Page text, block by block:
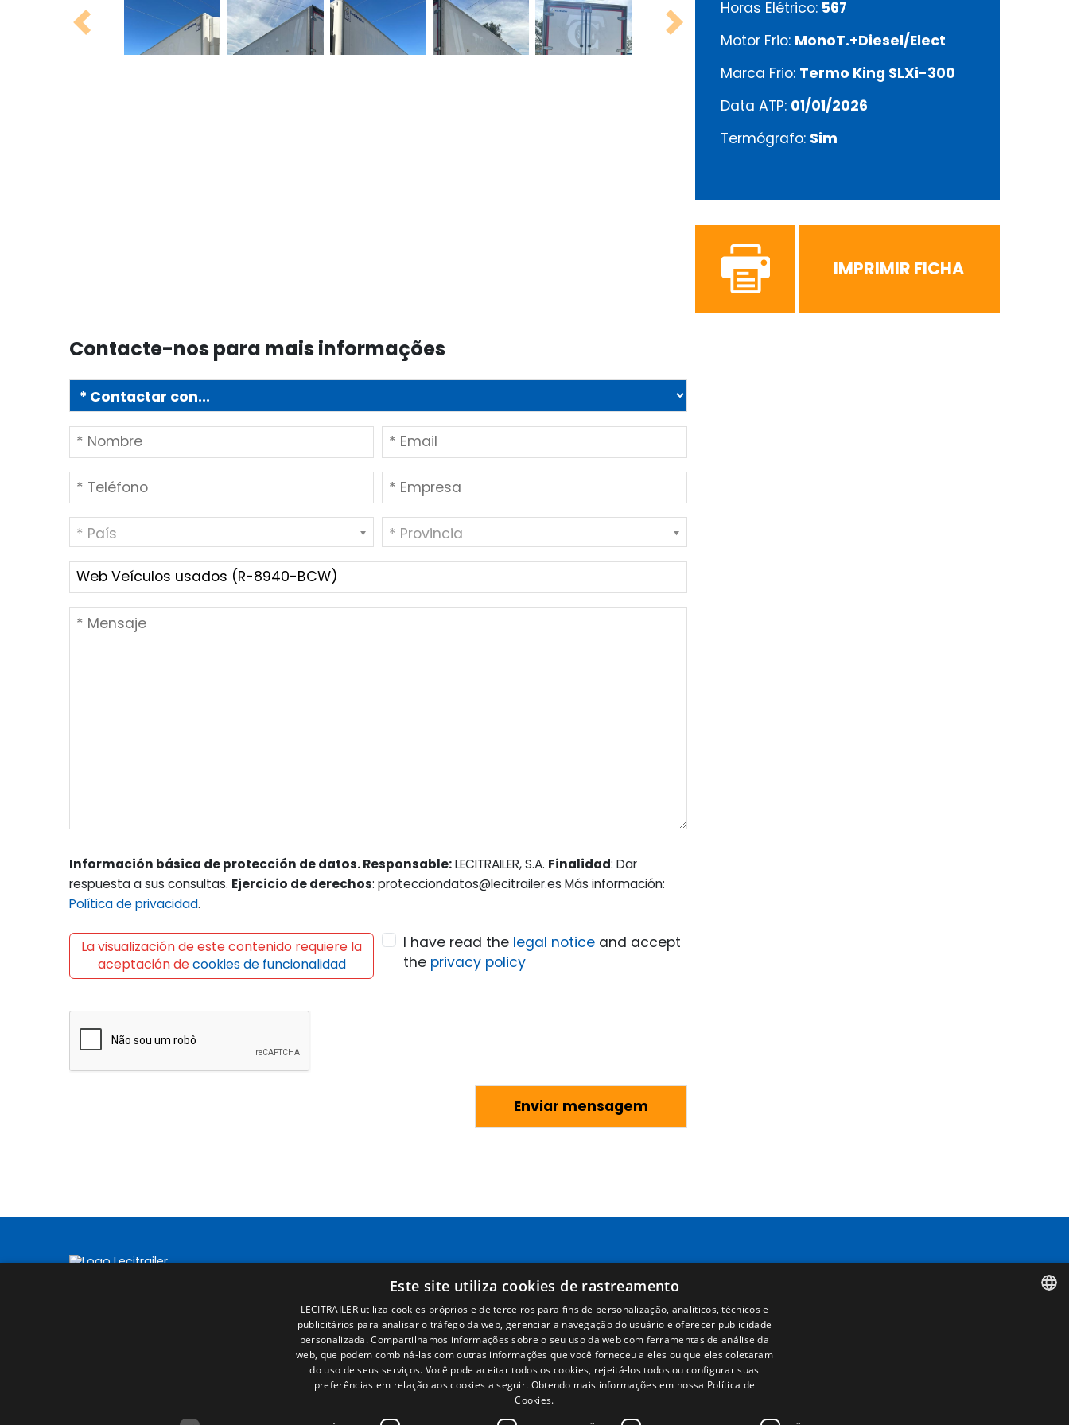
Previous Next
Horas Elétrico: 567
Motor Frio: MonoT.+Diesel/Elect
Marca Frio: Termo King SLXi-300
Data ATP: 01/01/2026
Termógrafo: Sim
IMPRIMIR FICHA
Contacte-nos para mais informações
* País * Provincia
Información básica de protección de datos. Responsable:LECITRAILER, S.A. Finalidad: Dar
respuesta a sus consultas. Ejercicio de derechos: protecciondatos@lecitrailer.es Más información:
Política de privacidad.
La visualización de este contenido requiere la
aceptación decookies de funcionalidad
I have read the legal noticeand accept
the privacy policy
Páginas
Inicio
Rede Comercial
Peças
Notícias
EgaLecitrailer
Términos legales
Aviso legal
Política de privacidade
Política de cookies
Condições Gerais de Venda
Gerenciar cookies
Este site utiliza cookies de rastreamento
LECITRAILER utiliza cookies próprios e de terceiros para fins de personalização, analíticos, técnicos e
publicitários para analisar o tráfego da web, gerenciar a navegação do usuário e oferecer publicidade
personalizada. Compartilhamos informações sobre o seu uso da web com ferramentas de análise da
web, que podem combiná-las com outras informações que você forneceu a eles ou que eles coletaram
do uso de seus serviços. Você pode aceitar todos os cookies, rejeitá-los todos ou configurar suas
preferências em relação aos cookies a seguir. Obtendo mais informações em nossa Política de
Cookies.